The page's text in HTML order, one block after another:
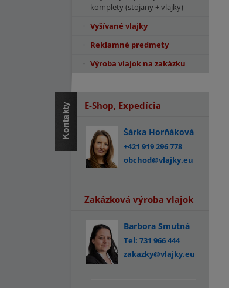
komplety (stojany + vlajky)
Vyšívané vlajky
Reklamné predmety
Výroba vlajok na zakázku
E-Shop, Expedícia
Šárka Horňáková
+421 919 296 778
obchod@vlajky.eu
Zakázková výroba vlajok
Barbora Smutná
Tel: 731 966 444
zakazky@vlajky.eu